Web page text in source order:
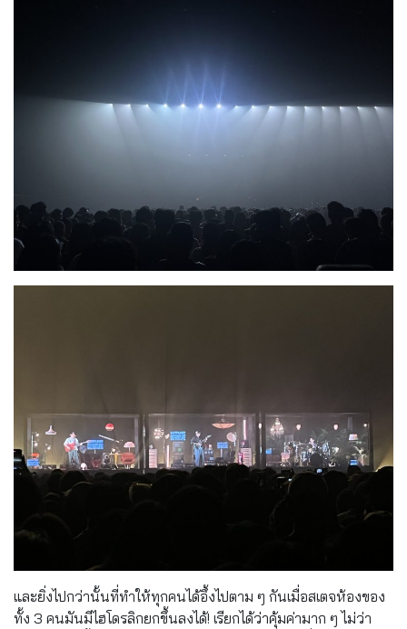
และยิ่งไปกว่านั้นที่ทำให้ทุกคนได้อึ้งไปตาม ๆ กันเมื่อสเตจห้องของ
ทั้ง 3 คนมันมีไฮโดรลิกยกขึ้นลงได้! เรียกได้ว่าคุ้มค่ามาก ๆ ไม่ว่า